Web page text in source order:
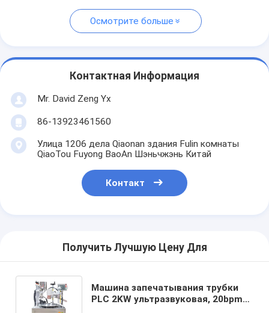
Осмотрите больше
Контактная Информация
Mr. David Zeng Yx
86-13923461560
Улица 1206 дела Qiaonan здания Fulin комнаты
QiaoTou Fuyong BaoAn Шэньчжэнь Китай
Контакт
Получить Лучшую Цену Для
Машина запечатывания трубки
PLC 2KW ультразвуковая, 20bpm